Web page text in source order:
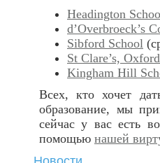
Headington
d’Overbroeck’s
Sibford School
St Clare’s, Oxford
Kingham Hill
Всех, кто хочет
образование, мы
сейчас у вас есть
помощью нашей